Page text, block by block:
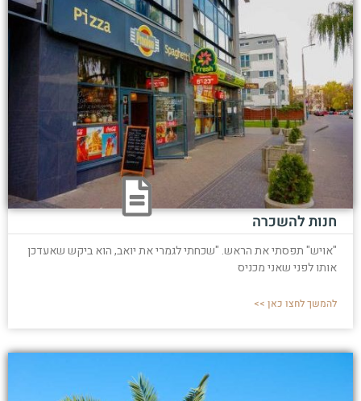
חנות להשכרה
"אויש" תפסתי את הראש. "שכחתי לגמרי את יואב, הוא ביקש שאעדכן
אותו לפני שאני מכניס
להמשך לחצו כאן >>